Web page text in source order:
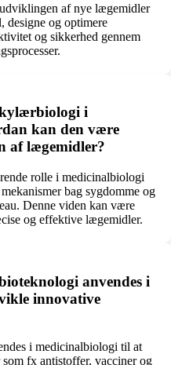
af nye lægemidler
designe og optimere
og sikkerhed gennem
i
kan den være
af lægemidler?
rolle i medicinalbiologi
bag sygdomme og
Denne viden kan være
og effektive lægemidler.
anvendes i
innovative
i medicinalbiologi til at
fx antistoffer, vacciner og